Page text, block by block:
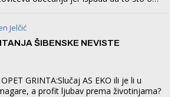
Jelčić
ŠIBENSKE NEVISTE
GRINTA:Slučaj AS EKO ili je li u
a profit ljubav prema životinjama?